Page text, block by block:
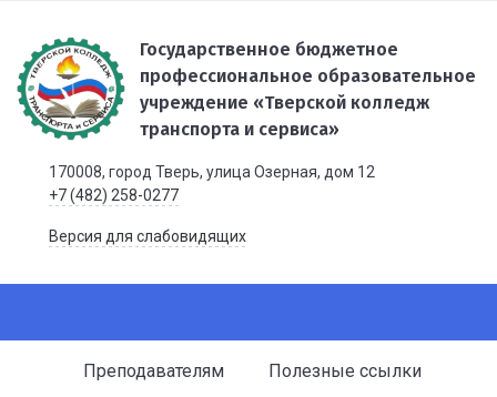
Государственное бюджетное
профессиональное образовательное
учреждение «Тверской колледж
транспорта и сервиса»
170008, город Тверь, улица Озерная, дом 12
+7 (482) 258-0277
Версия для слабовидящих
Преподавателям Полезные ссылки